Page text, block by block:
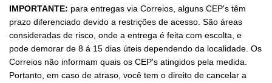
IMPORTANTE: para entregas via Correios, alguns CEP's têm
prazo diferenciado devido a restrições de acesso. São áreas
consideradas de risco, onde a entrega é feita com escolta, e
pode demorar de 8 á 15 dias úteis dependendo da localidade. Os
Correios não informam quais os CEP's atingidos pela medida.
Portanto, em caso de atraso, você tem o direito de cancelar a